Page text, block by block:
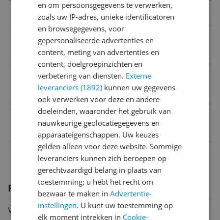
Functies
Droogzuigfunctie
0011120200218
Technisch
Productomschrijving
Vervangings-stoffilter voor de BISSELL Vac & Steam
en om persoonsgegevens te verwerken,
zoals uw IP-adres, unieke identificatoren
en browsegegevens, voor
gepersonaliseerde advertenties en
content, meting van advertenties en
content, doelgroepinzichten en
verbetering van diensten. Externe
leveranciers (1892) kunnen uw gegevens
ook verwerken voor deze en andere
doeleinden, waaronder het gebruik van
nauwkeurige geolocatiegegevens en
apparaateigenschappen. Uw keuzes
gelden alleen voor deze website. Sommige
leveranciers kunnen zich beroepen op
gerechtvaardigd belang in plaats van
toestemming; u hebt het recht om
bezwaar te maken inAdvertentie-
instellingen. U kunt uw toestemming op
elk moment intrekken in Cookie-